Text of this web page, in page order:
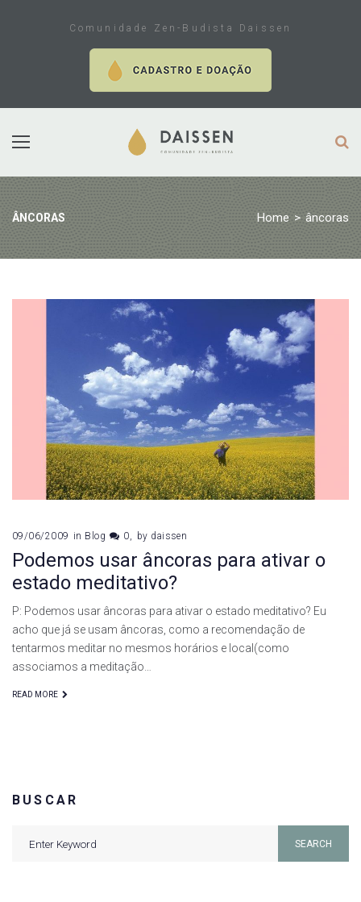
Comunidade Zen-Budista Daissen
ÂNCORAS Home > âncoras
âncoras
09/06/2009 in Blog 0 by daissen
Podemos usar âncoras para ativar o
estado meditativo?
P: Podemos usar âncoras para ativar o estado meditativo? Eu
acho que já se usam âncoras, como a recomendação de
tentarmos meditar no mesmos horários e local(como
associamos a meditação…
READ MORE
BUSCAR
SEARCH